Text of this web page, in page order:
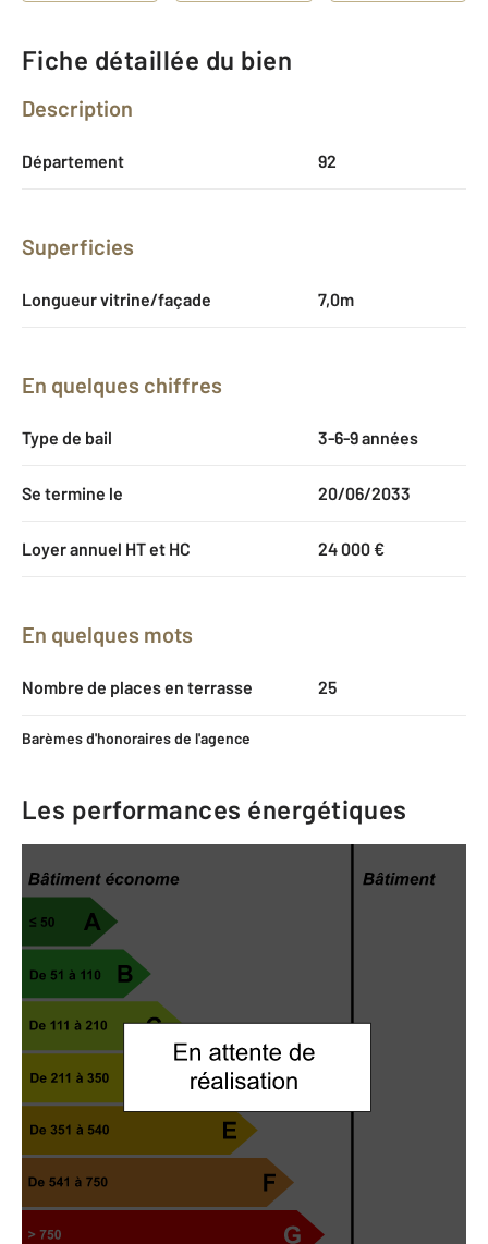
Fiche détaillée du bien
Description
Département 92
Superficies
Longueur vitrine/façade 7,0m
En quelques chiffres
Type de bail 3-6-9 années
Se termine le 20/06/2033
Loyer annuel HT et HC 24 000 €
En quelques mots
Nombre de places en terrasse 25
Barèmes d'honoraires de l'agence
Les performances énergétiques